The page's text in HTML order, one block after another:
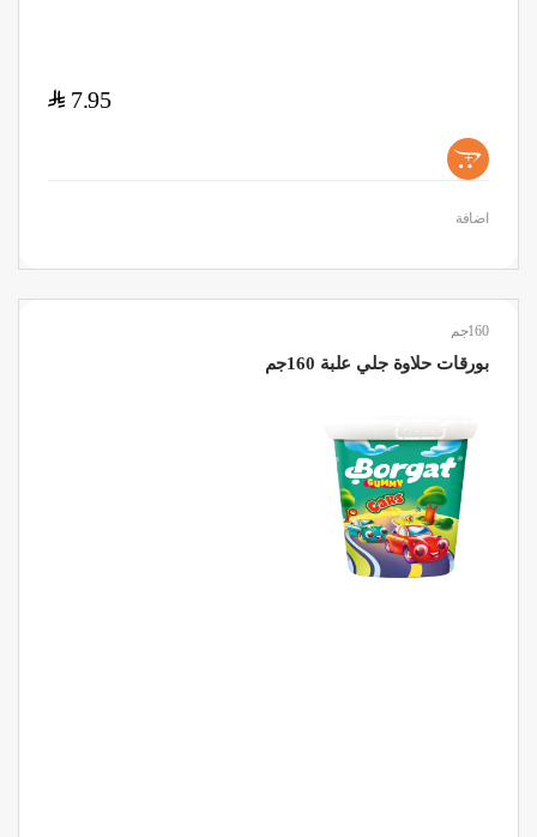
7.95
$
+
اضافة
160جم
بورقات حلاوة جلي علبة 160جم